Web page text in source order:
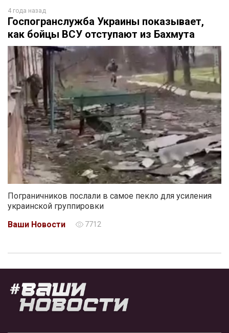
4 года назад
Госпогранслужба Украины показывает,
как бойцы ВСУ отступают из Бахмута
Пограничников послали в самое пекло для усиления
украинской группировки
Ваши Новости
7712